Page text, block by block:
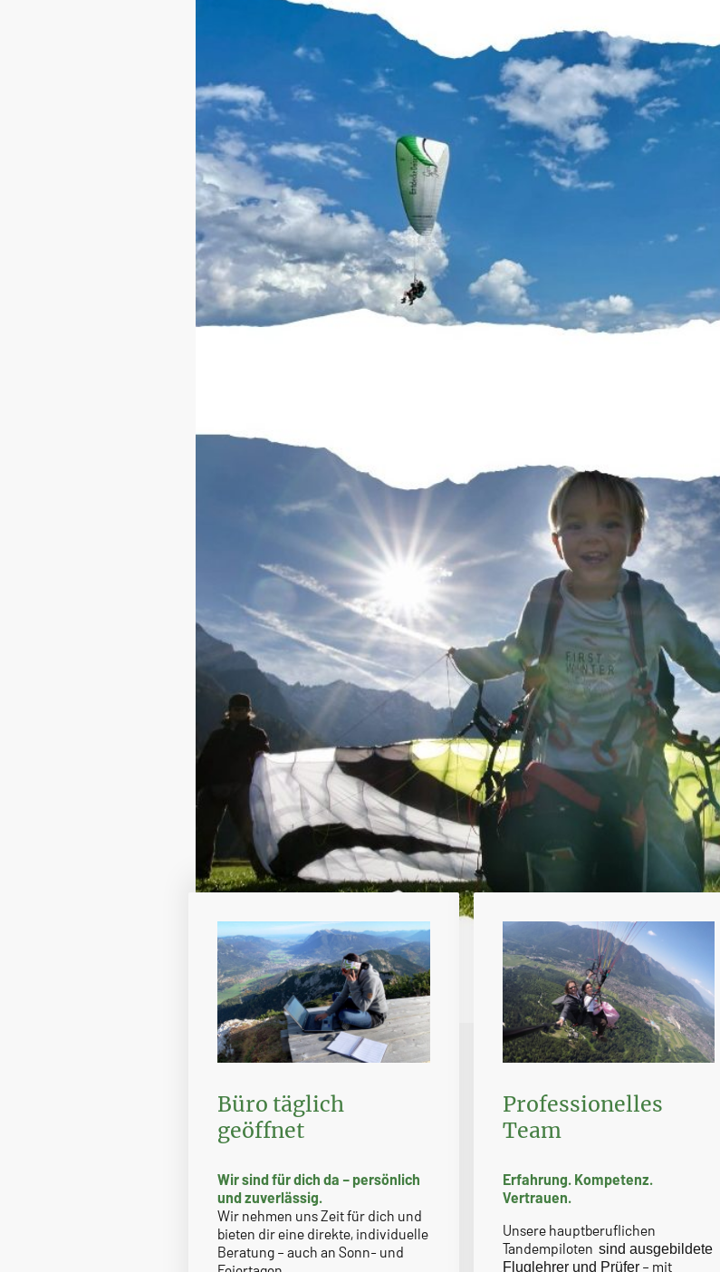
Büro täglich
geöffnet
Wir sind für dich da – persönlich
und zuverlässig.
Wir nehmen uns Zeit für dich und
bieten dir eine direkte, individuelle
Beratung – auch an Sonn- und
Professionelles
Team
Erfahrung. Kompetenz.
Vertrauen.
Unsere hauptberuflichen
Tandempiloten sind ausgebildete
Fluglehrer und Prüfer– mit